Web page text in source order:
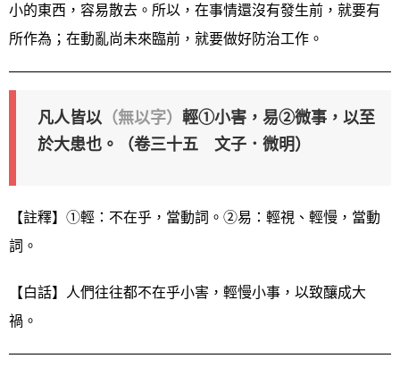
小的東西，容易散去。所以，在事情還沒有發生前，就要有
所作為；在動亂尚未來臨前，就要做好防治工作。
凡人皆以 （無以字） 輕①小害，易②微事，以至
於大患也。（卷三十五 文子．微明）
【註釋】①輕：不在乎，當動詞。②易：輕視、輕慢，當動
詞。
【白話】人們往往都不在乎小害，輕慢小事，以致釀成大
禍。